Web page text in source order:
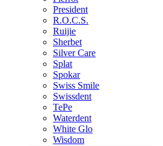
President
R.O.C.S.
Ruijie
Sherbet
Silver Care
Splat
Spokar
Swiss Smile
Swissdent
TePe
Waterdent
White Glo
Wisdom